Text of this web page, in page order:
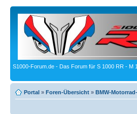
S1000-Forum.de - Das Forum für S 1000 RR - M
Portal » Foren-Übersicht » BMW-